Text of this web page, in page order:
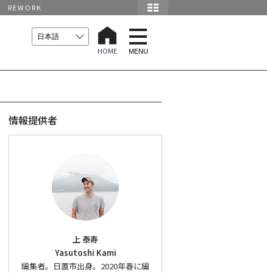
REWORK
HOME
t
o
g
l
a
MENU
情報提供者
上 泰寿
Yasutoshi Kami
編集者。日置市出身。2020年春に編